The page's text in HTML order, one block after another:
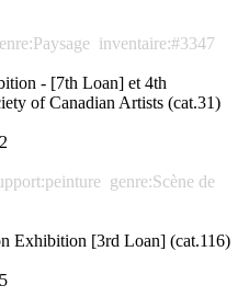
inventaire:#3347
- [7th Loan] et 4th
of Canadian Artists (cat.31)
genre:Scène de
Exhibition [3rd Loan] (cat.116)